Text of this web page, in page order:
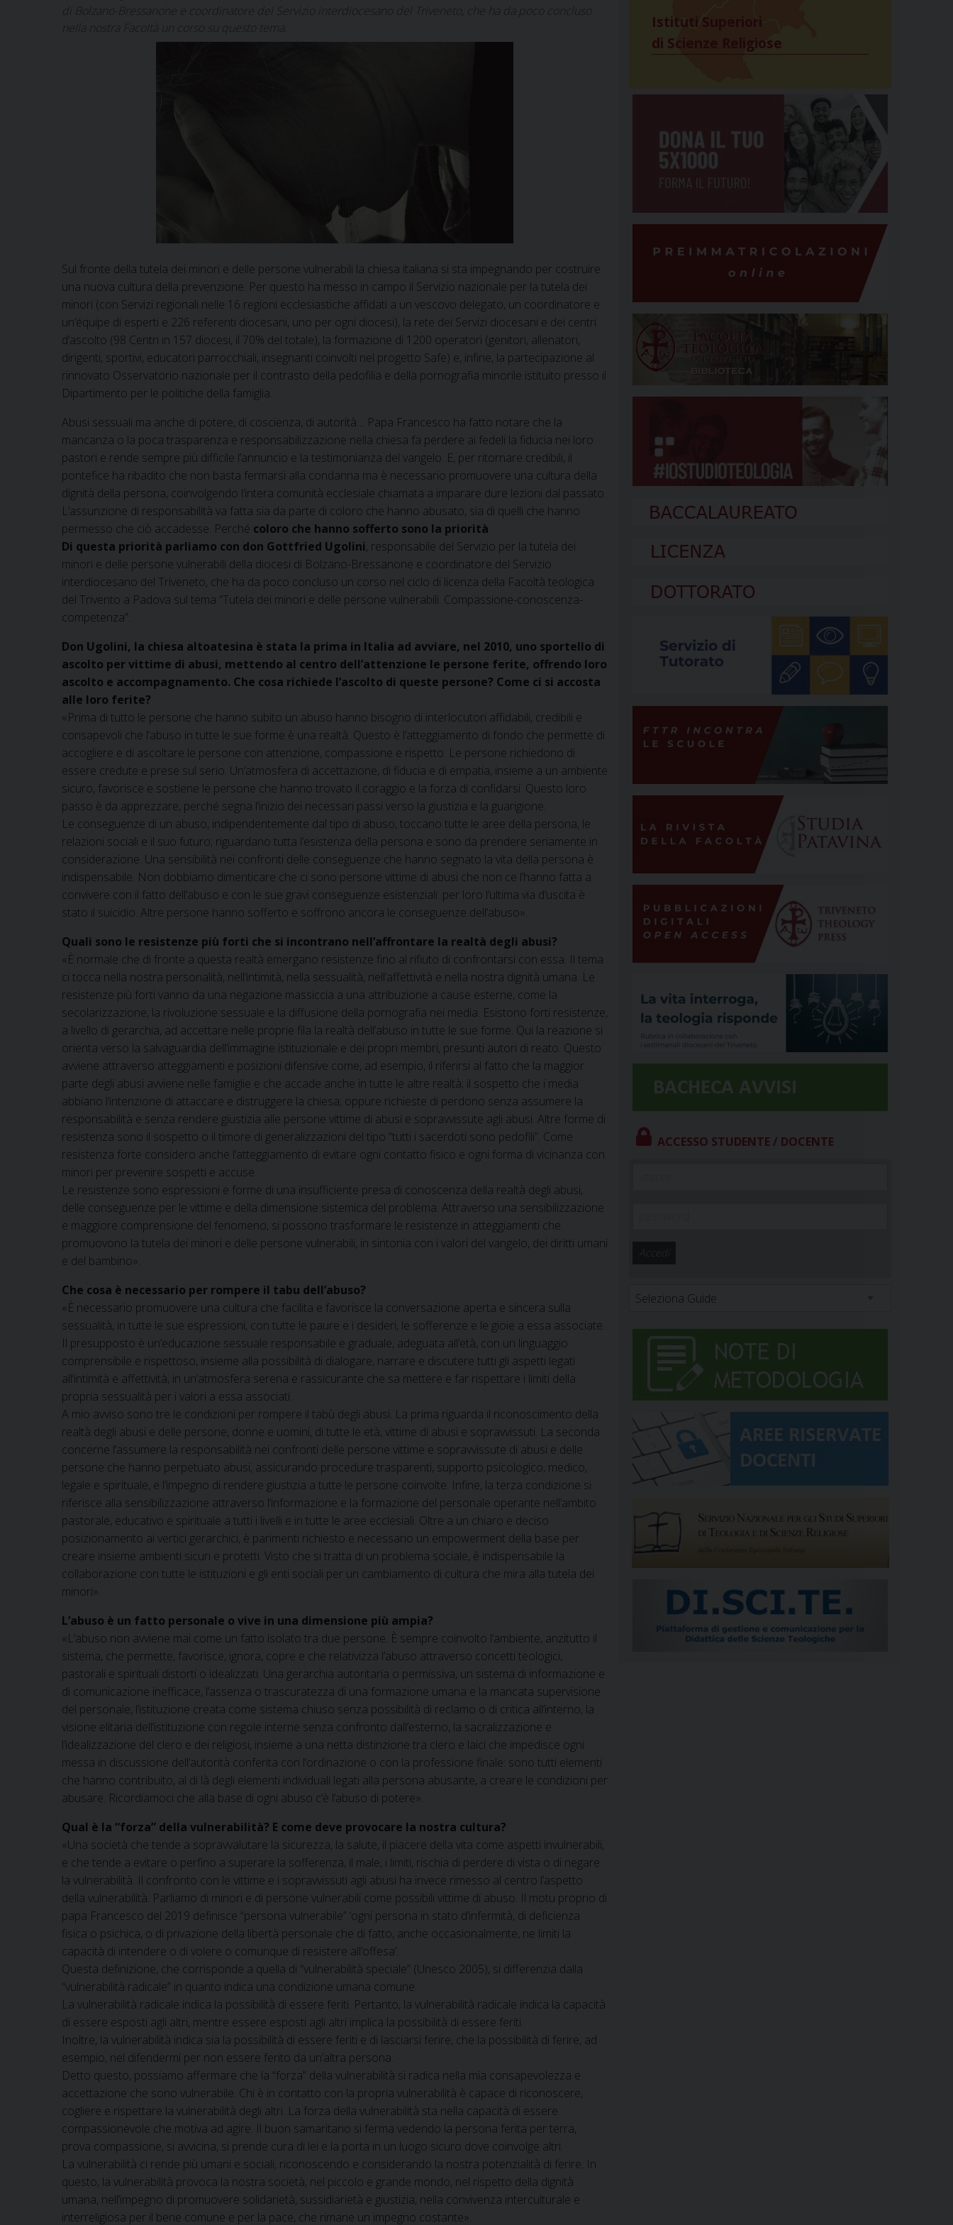
di Bolzano-Bressanone e coordinatore del Servizio interdiocesano del Triveneto, che ha da poco concluso
nella nostra Facoltà un corso su questo tema.
Sul fronte della tutela dei minori e delle persone vulnerabili la chiesa italiana si sta impegnando per costruire
una nuova cultura della prevenzione. Per questo ha messo in campo il Servizio nazionale per la tutela dei
minori (con Servizi regionali nelle 16 regioni ecclesiastiche affidati a un vescovo delegato, un coordinatore e
un’équipe di esperti e 226 referenti diocesani, uno per ogni diocesi), la rete dei Servizi diocesani e dei centri
d’ascolto (98 Centri in 157 diocesi, il 70% del totale), la formazione di 1200 operatori (genitori, allenatori,
dirigenti, sportivi, educatori parrocchiali, insegnanti coinvolti nel progetto Safe) e, infine, la partecipazione al
rinnovato Osservatorio nazionale per il contrasto della pedofilia e della pornografia minorile istituito presso il
Dipartimento per le politiche della famiglia.
Abusi sessuali ma anche di potere, di coscienza, di autorità… Papa Francesco ha fatto notare che la
mancanza o la poca trasparenza e responsabilizzazione nella chiesa fa perdere ai fedeli la fiducia nei loro
pastori e rende sempre più difficile l’annuncio e la testimonianza del vangelo. E, per ritornare credibili, il
pontefice ha ribadito che non basta fermarsi alla condanna ma è necessario promuovere una cultura della
dignità della persona, coinvolgendo l’intera comunità ecclesiale chiamata a imparare dure lezioni dal passato.
L’assunzione di responsabilità va fatta sia da parte di coloro che hanno abusato, sia di quelli che hanno
permesso che ciò accadesse. Perché coloro che hanno sofferto sono la priorità.
Di questa priorità parliamo con don Gottfried Ugolini, responsabile del Servizio per la tutela dei
minori e delle persone vulnerabili della diocesi di Bolzano-Bressanone e coordinatore del Servizio
interdiocesano del Triveneto, che ha da poco concluso un corso nel ciclo di licenza della Facoltà teologica
del Trivento a Padova sul tema “Tutela dei minori e delle persone vulnerabili. Compassione-conoscenza-
competenza”.
Don Ugolini, la chiesa altoatesina è stata la prima in Italia ad avviare, nel 2010, uno sportello di
ascolto per vittime di abusi, mettendo al centro dell’attenzione le persone ferite, offrendo loro
ascolto e accompagnamento. Che cosa richiede l’ascolto di queste persone? Come ci si accosta
alle loro ferite?
«Prima di tutto le persone che hanno subito un abuso hanno bisogno di interlocutori affidabili, credibili e
consapevoli che l’abuso in tutte le sue forme è una realtà. Questo è l’atteggiamento di fondo che permette di
accogliere e di ascoltare le persone con attenzione, compassione e rispetto. Le persone richiedono di
essere credute e prese sul serio. Un’atmosfera di accettazione, di fiducia e di empatia, insieme a un ambiente
sicuro, favorisce e sostiene le persone che hanno trovato il coraggio e la forza di confidarsi. Questo loro
passo è da apprezzare, perché segna l’inizio dei necessari passi verso la giustizia e la guarigione.
Le conseguenze di un abuso, indipendentemente dal tipo di abuso, toccano tutte le aree della persona, le
relazioni sociali e il suo futuro; riguardano tutta l’esistenza della persona e sono da prendere seriamente in
considerazione. Una sensibilità nei confronti delle conseguenze che hanno segnato la vita della persona è
indispensabile. Non dobbiamo dimenticare che ci sono persone vittime di abusi che non ce l’hanno fatta a
convivere con il fatto dell’abuso e con le sue gravi conseguenze esistenziali: per loro l’ultima via d’uscita è
stato il suicidio. Altre persone hanno sofferto e soffrono ancora le conseguenze dell’abuso».
Quali sono le resistenze più forti che si incontrano nell’affrontare la realtà degli abusi?
«È normale che di fronte a questa realtà emergano resistenze fino al rifiuto di confrontarsi con essa. Il tema
ci tocca nella nostra personalità, nell’intimità, nella sessualità, nell’affettività e nella nostra dignità umana. Le
resistenze più forti vanno da una negazione massiccia a una attribuzione a cause esterne, come la
secolarizzazione, la rivoluzione sessuale e la diffusione della pornografia nei media. Esistono forti resistenze,
a livello di gerarchia, ad accettare nelle proprie fila la realtà dell’abuso in tutte le sue forme. Qui la reazione si
orienta verso la salvaguardia dell’immagine istituzionale e dei propri membri, presunti autori di reato. Questo
avviene attraverso atteggiamenti e posizioni difensive come, ad esempio, il riferirsi al fatto che la maggior
parte degli abusi avviene nelle famiglie e che accade anche in tutte le altre realtà; il sospetto che i media
abbiano l’intenzione di attaccare e distruggere la chiesa; oppure richieste di perdono senza assumere la
responsabilità e senza rendere giustizia alle persone vittime di abusi e sopravvissute agli abusi. Altre forme di
resistenza sono il sospetto o il timore di generalizzazioni del tipo “tutti i sacerdoti sono pedofili”. Come
resistenza forte considero anche l’atteggiamento di evitare ogni contatto fisico e ogni forma di vicinanza con
minori per prevenire sospetti e accuse.
Le resistenze sono espressioni e forme di una insufficiente presa di conoscenza della realtà degli abusi,
delle conseguenze per le vittime e della dimensione sistemica del problema. Attraverso una sensibilizzazione
e maggiore comprensione del fenomeno, si possono trasformare le resistenze in atteggiamenti che
promuovono la tutela dei minori e delle persone vulnerabili, in sintonia con i valori del vangelo, dei diritti umani
e del bambino».
Che cosa è necessario per rompere il tabu dell’abuso?
«È necessario promuovere una cultura che facilita e favorisce la conversazione aperta e sincera sulla
sessualità, in tutte le sue espressioni, con tutte le paure e i desideri, le sofferenze e le gioie a essa associate.
Il presupposto è un’educazione sessuale responsabile e graduale, adeguata all’età, con un linguaggio
comprensibile e rispettoso, insieme alla possibilità di dialogare, narrare e discutere tutti gli aspetti legati
all’intimità e affettività, in un’atmosfera serena e rassicurante che sa mettere e far rispettare i limiti della
propria sessualità per i valori a essa associati.
A mio avviso sono tre le condizioni per rompere il tabù degli abusi. La prima riguarda il riconoscimento della
realtà degli abusi e delle persone, donne e uomini, di tutte le età, vittime di abusi e sopravvissuti. La seconda
concerne l’assumere la responsabilità nei confronti delle persone vittime e sopravvissute di abusi e delle
persone che hanno perpetuato abusi, assicurando procedure trasparenti, supporto psicologico, medico,
legale e spirituale, e l’impegno di rendere giustizia a tutte le persone coinvolte. Infine, la terza condizione si
riferisce alla sensibilizzazione attraverso l’informazione e la formazione del personale operante nell’ambito
pastorale, educativo e spirituale a tutti i livelli e in tutte le aree ecclesiali. Oltre a un chiaro e deciso
posizionamento ai vertici gerarchici, è parimenti richiesto e necessario un empowerment della base per
creare insieme ambienti sicuri e protetti. Visto che si tratta di un problema sociale, è indispensabile la
collaborazione con tutte le istituzioni e gli enti sociali per un cambiamento di cultura che mira alla tutela dei
minori».
L’abuso è un fatto personale o vive in una dimensione più ampia?
«L’abuso non avviene mai come un fatto isolato tra due persone. È sempre coinvolto l’ambiente, anzitutto il
sistema, che permette, favorisce, ignora, copre e che relativizza l’abuso attraverso concetti teologici,
pastorali e spirituali distorti o idealizzati. Una gerarchia autoritaria o permissiva, un sistema di informazione e
di comunicazione inefficace, l’assenza o trascuratezza di una formazione umana e la mancata supervisione
del personale, l’istituzione creata come sistema chiuso senza possibilità di reclamo o di critica all’interno, la
visione elitaria dell’istituzione con regole interne senza confronto dall’esterno, la sacralizzazione e
l’idealizzazione del clero e dei religiosi, insieme a una netta distinzione tra clero e laici che impedisce ogni
messa in discussione dell’autorità conferita con l’ordinazione o con la professione finale: sono tutti elementi
che hanno contribuito, al di là degli elementi individuali legati alla persona abusante, a creare le condizioni per
abusare. Ricordiamoci che alla base di ogni abuso c’è l’abuso di potere».
Qual è la “forza” della vulnerabilità? E come deve provocare la nostra cultura?
«Una società che tende a sopravvalutare la sicurezza, la salute, il piacere della vita come aspetti invulnerabili,
e che tende a evitare o perfino a superare la sofferenza, il male, i limiti, rischia di perdere di vista o di negare
la vulnerabilità. Il confronto con le vittime e i sopravvissuti agli abusi ha invece rimesso al centro l’aspetto
della vulnerabilità. Parliamo di minori e di persone vulnerabili come possibili vittime di abuso. Il motu proprio di
papa Francesco del 2019 definisce “persona vulnerabile” ‘ogni persona in stato d’infermità, di deficienza
fisica o psichica, o di privazione della libertà personale che di fatto, anche occasionalmente, ne limiti la
capacità di intendere o di volere o comunque di resistere all’offesa’.
Questa definizione, che corrisponde a quella di “vulnerabilità speciale” (Unesco 2005), si differenzia dalla
“vulnerabilità radicale” in quanto indica una condizione umana comune.
La vulnerabilità radicale indica la possibilità di essere feriti. Pertanto, la vulnerabilità radicale indica la capacità
di essere esposti agli altri, mentre essere esposti agli altri implica la possibilità di essere feriti.
Inoltre, la vulnerabilità indica sia la possibilità di essere feriti e di lasciarsi ferire, che la possibilità di ferire, ad
esempio, nel difendermi per non essere ferito da un’altra persona.
Detto questo, possiamo affermare che la “forza” della vulnerabilità si radica nella mia consapevolezza e
accettazione che sono vulnerabile. Chi è in contatto con la propria vulnerabilità è capace di riconoscere,
cogliere e rispettare la vulnerabilità degli altri. La forza della vulnerabilità sta nella capacità di essere
compassionevole che motiva ad agire. Il buon samaritano si ferma vedendo la persona ferita per terra,
prova compassione, si avvicina, si prende cura di lei e la porta in un luogo sicuro dove coinvolge altri.
La vulnerabilità ci rende più umani e sociali, riconoscendo e considerando la nostra potenzialità di ferire. In
questo, la vulnerabilità provoca la nostra società, nel piccolo e grande mondo, nel rispetto della dignità
umana, nell’impegno di promuovere solidarietà, sussidiarietà e giustizia, nella convivenza interculturale e
interreligiosa per il bene comune e per la pace, che rimane un impegno costante».
Istituti Superiori
di Scienze Religiose
ACCESSO STUDENTE / DOCENTE